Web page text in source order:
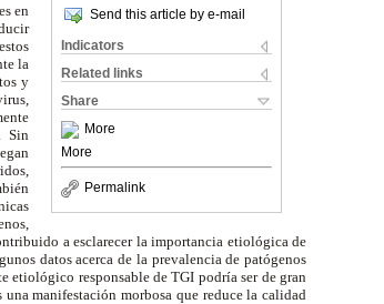
Send this article by e-mail
Indicators
Related links
Share
More
More
Permalink
en
la
y
Sin
a esclarecer la importancia etiológica de
datos acerca de la prevalencia de patógenos
responsable de TGI podría ser de gran
manifestación morbosa que reduce la calidad